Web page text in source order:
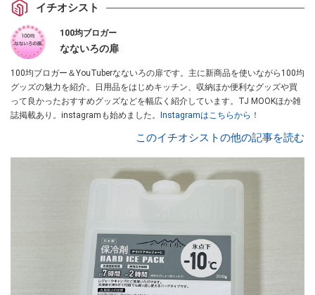
イチオシスト
100均ブロガー
なないろの扉
100均ブロガー＆YouTuberなないろの扉です。主に新商品を使いながら100均
グッズの魅力を紹介。日用品をはじめキッチン、収納ほか便利なグッズや買
って良かったおすすめグッズなどを幅広く紹介しています。TJ MOOKほか雑
誌掲載あり。instagramも始めました。
Instagramはこちらから！
このイチオシストの他の記事を読む